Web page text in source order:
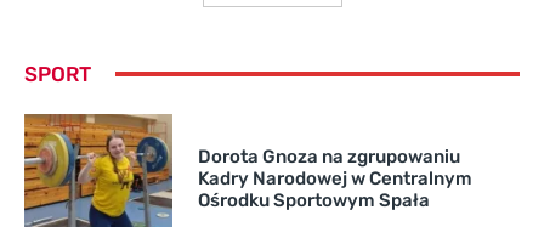
SPORT
Dorota Gnoza na zgrupowaniu
Kadry Narodowej w Centralnym
Ośrodku Sportowym Spała